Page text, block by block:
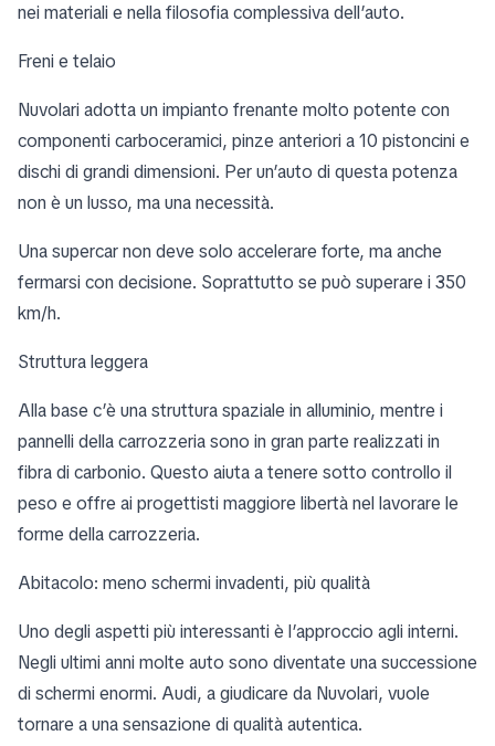
nei materiali e nella filosofia complessiva dell’auto.
Freni e telaio
Nuvolari adotta un impianto frenante molto potente con
componenti carboceramici, pinze anteriori a 10 pistoncini e
dischi di grandi dimensioni. Per un’auto di questa potenza
non è un lusso, ma una necessità.
Una supercar non deve solo accelerare forte, ma anche
fermarsi con decisione. Soprattutto se può superare i 350
km/h.
Struttura leggera
Alla base c’è una struttura spaziale in alluminio, mentre i
pannelli della carrozzeria sono in gran parte realizzati in
fibra di carbonio. Questo aiuta a tenere sotto controllo il
peso e offre ai progettisti maggiore libertà nel lavorare le
forme della carrozzeria.
Abitacolo: meno schermi invadenti, più qualità
Uno degli aspetti più interessanti è l’approccio agli interni.
Negli ultimi anni molte auto sono diventate una successione
di schermi enormi. Audi, a giudicare da Nuvolari, vuole
tornare a una sensazione di qualità autentica.